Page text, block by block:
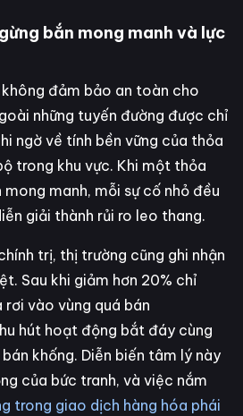
bắn mong manh và lực
không đảm bảo an toàn cho
những tuyến đường được chỉ
ngờ về tính bền vững của thỏa
trong khu vực. Khi một thỏa
manh, mỗi sự cố nhỏ đều
giải thành rủi ro leo thang.
trị, thị trường cũng ghi nhận
Sau khi giảm hơn 20% chỉ
vào vùng quá bán
hút hoạt động bắt đáy cùng
khống. Diễn biến tâm lý này
của bức tranh, và việc nắm
trong giao dịch hàng hóa phái